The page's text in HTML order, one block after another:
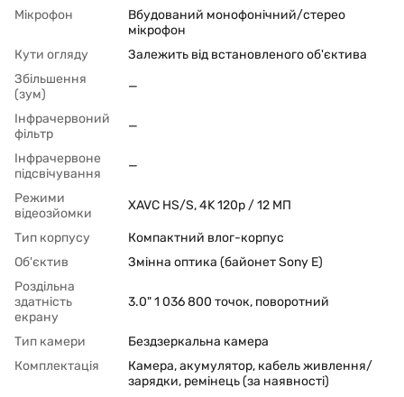
Мікрофон
Вбудований монофонічний/стерео
мікрофон
Кути огляду
Залежить від встановленого об'єктива
Збільшення
(зум)
—
Інфрачервоний
фільтр
—
Інфрачервоне
підсвічування
—
Режими
відеозйомки
XAVC HS/S, 4K 120p / 12 МП
Тип корпусу
Компактний влог-корпус
Об'єктив
Змінна оптика (байонет Sony E)
Роздільна
здатність
екрану
3.0" 1 036 800 точок, поворотний
Тип камери
Бездзеркальна камера
Комплектація
Камера, акумулятор, кабель живлення/
зарядки, ремінець (за наявності)